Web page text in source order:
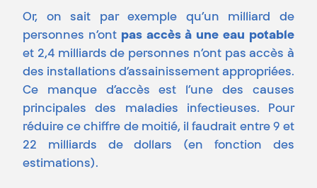
Or, on sait par exemple qu’un milliard de
personnes n’ont pas accès à une eau potable
et 2,4 milliards de personnes n’ont pas accès à
des installations d’assainissement appropriées.
Ce manque d’accès est l’une des causes
principales des maladies infectieuses. Pour
réduire ce chiffre de moitié, il faudrait entre 9 et
22 milliards de dollars (en fonction des
estimations).